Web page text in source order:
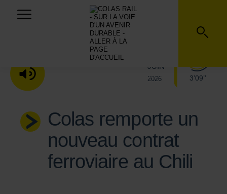
ÉCOUTER LA VERSION AUDIO
JUIN
2026 3’09’’
Colas remporte un
nouveau contrat
ferroviaire au Chili